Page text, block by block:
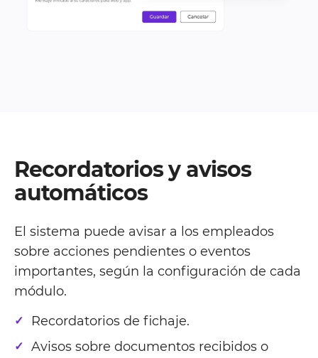
Recordatorios y avisos
automáticos
El sistema puede avisar a los empleados
sobre acciones pendientes o eventos
importantes, según la configuración de cada
módulo.
Recordatorios de fichaje.
Avisos sobre documentos recibidos o